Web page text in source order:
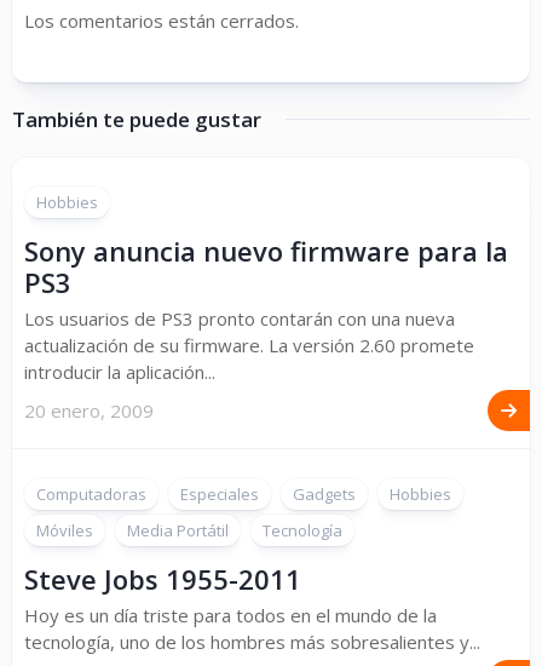
Los comentarios están cerrados.
También te puede gustar
Hobbies
Sony anuncia nuevo firmware para la
PS3
Los usuarios de PS3 pronto contarán con una nueva
actualización de su firmware. La versión 2.60 promete
introducir la aplicación...
20 enero, 2009
Computadoras Especiales Gadgets
Hobbies
Móviles
Media Portátil Tecnología
Steve Jobs 1955-2011
Hoy es un día triste para todos en el mundo de la
tecnología, uno de los hombres más sobresalientes y...